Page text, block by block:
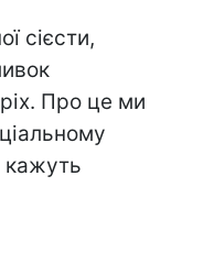
сієсти,
Про це ми
кажуть